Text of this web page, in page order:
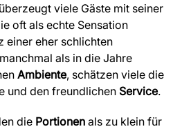
viele Gäste mit seiner
oft als echte Sensation
einer eher schlichten
als in die Jahre
Ambiente, schätzen viele die
und den freundlichen Service.
die Portionen als zu klein für